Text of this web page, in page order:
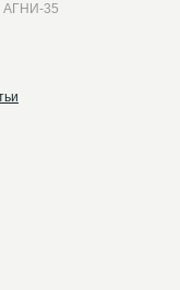
АГНИ-35